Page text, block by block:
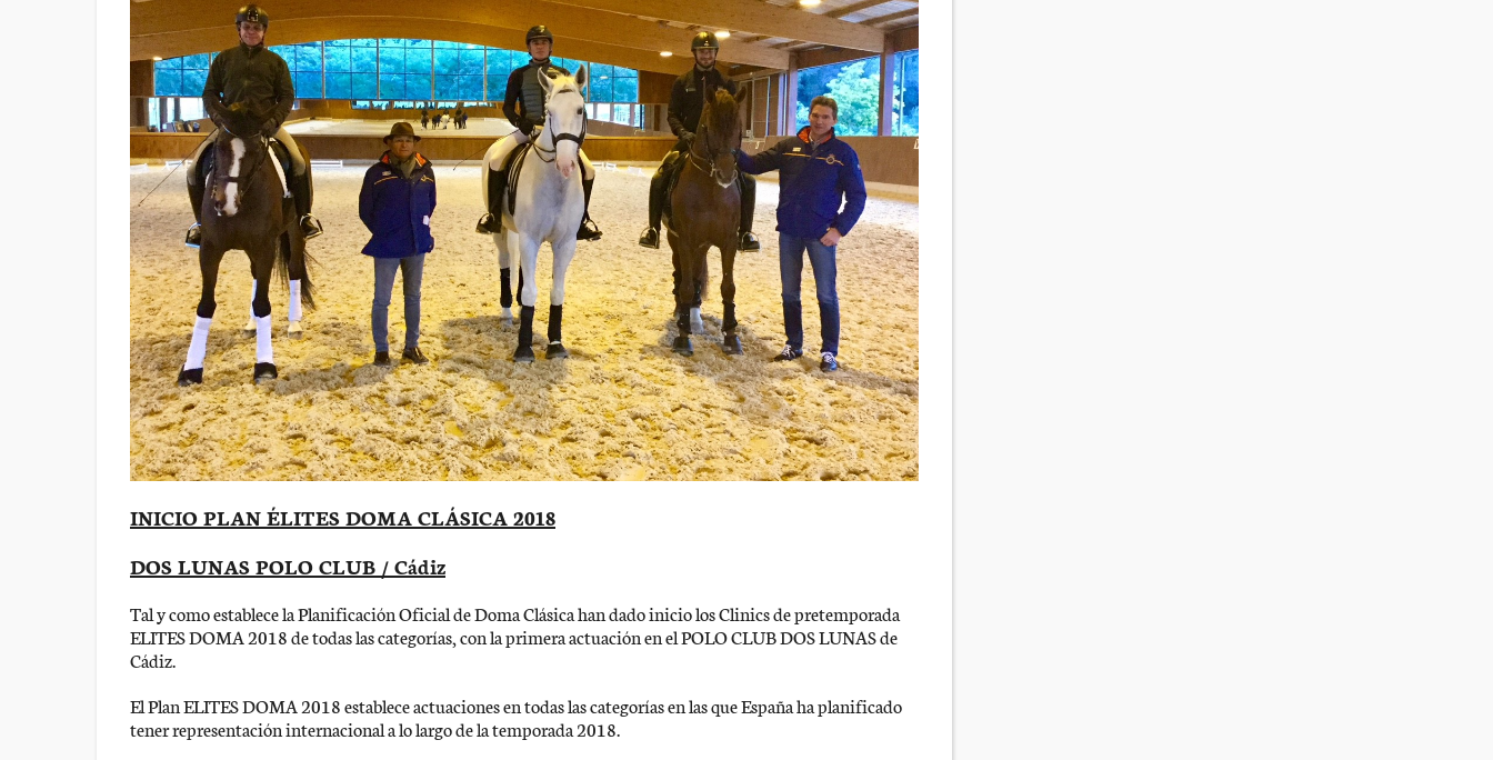
INICIO PLAN ÉLITES DOMA CLÁSICA 2018
DOS LUNAS POLO CLUB / Cádiz
Tal y como establece la Planificación Oficial de Doma Clásica han dado inicio los Clinics de pretemporada
ELITES DOMA 2018 de todas las categorías, con la primera actuación en el POLO CLUB DOS LUNAS de
Cádiz.
El Plan ELITES DOMA 2018 establece actuaciones en todas las categorías en las que España ha planificado
tener representación internacional a lo largo de la temporada 2018.